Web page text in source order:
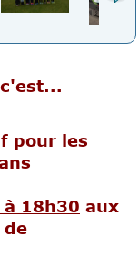
pour les
à 18h30 aux